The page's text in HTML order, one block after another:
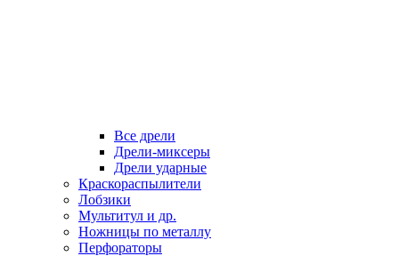
Все дрели
Дрели-миксеры
Дрели ударные
Краскораспылители
Лобзики
Мультитул и др.
Ножницы по металлу
Перфораторы